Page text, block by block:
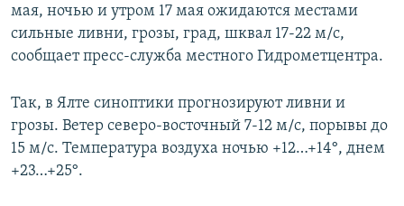
мая, ночью и утром 17 мая ожидаются местами
сильные ливни, грозы, град, шквал 17-22 м/с,
сообщает пресс-служба местного Гидрометцентра.
Так, в Ялте синоптики прогнозируют ливни и
грозы. Ветер северо-восточный 7-12 м/с, порывы до
15 м/с. Температура воздуха ночью +12…+14°, днем
+23…+25°.